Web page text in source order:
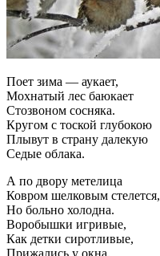
Поет зима — аукает,
Мохнатый лес баюкает
Стозвоном сосняка.
Кругом с тоской глубокою
Плывут в страну далекую
Седые облака.
А по двору метелица
Ковром шелковым стелется,
Но больно холодна.
Воробышки игривые,
Как детки сиротливые,
Прижались у окна.